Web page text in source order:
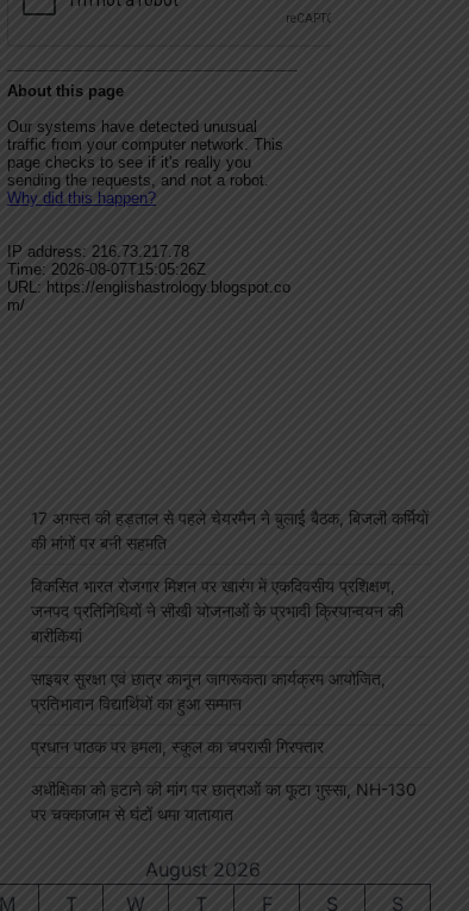
17 अगस्त की हड़ताल से पहले चेयरमैन ने बुलाई बैठक, बिजली कर्मियों
की मांगों पर बनी सहमति
विकसित भारत रोजगार मिशन पर खारंग में एकदिवसीय प्रशिक्षण,
जनपद प्रतिनिधियों ने सीखी योजनाओं के प्रभावी क्रियान्वयन की
बारीकियां
साइबर सुरक्षा एवं छात्र कानून जागरूकता कार्यक्रम आयोजित,
प्रतिभावान विद्यार्थियों का हुआ सम्मान
प्रधान पाठक पर हमला, स्कूल का चपरासी गिरफ्तार
अधीक्षिका को हटाने की मांग पर छात्राओं का फूटा गुस्सा, NH-130
पर चक्काजाम से घंटों थमा यातायात
August 2026
M
T W T F S S